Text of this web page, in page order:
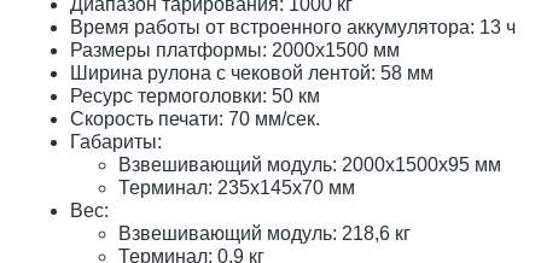
Диапазон тарирования: 1000 кг
Время работы от встроенного аккумулятора: 13 ч
Размеры платформы: 2000х1500 мм
Ширина рулона с чековой лентой: 58 мм
Ресурс термоголовки: 50 км
Скорость печати: 70 мм/сек.
Габариты:
Взвешивающий модуль: 2000х1500х95 мм
Терминал: 235х145х70 мм
Вес:
Взвешивающий модуль: 218,6 кг
Терминал: 0,9 кг